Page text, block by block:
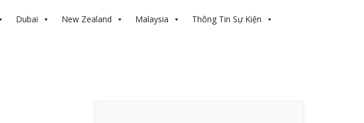
Dubai New Zealand Malaysia Thông Tin Sự Kiện